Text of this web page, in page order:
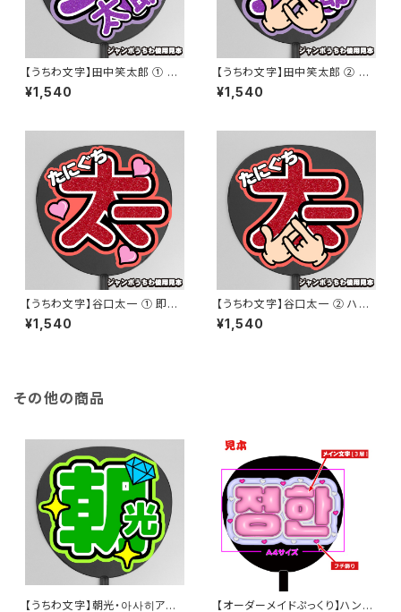
【うちわ文字】田中笑太郎 ① 即
納 【DXTEEN】
¥1,540
【うちわ文字】田中笑太郎 ② ハ
ンドサインポーズ 即納 【DXTE
EN】
¥1,540
【うちわ文字】谷口太一 ① 即納
【DXTEEN】
¥1,540
【うちわ文字】谷口太一 ② ハン
ドサインポーズ 即納 【DXTEE
N】
¥1,540
その他の商品
【うちわ文字】朝光・아사히アサ
【オーダーメイドぷっくり】ハング